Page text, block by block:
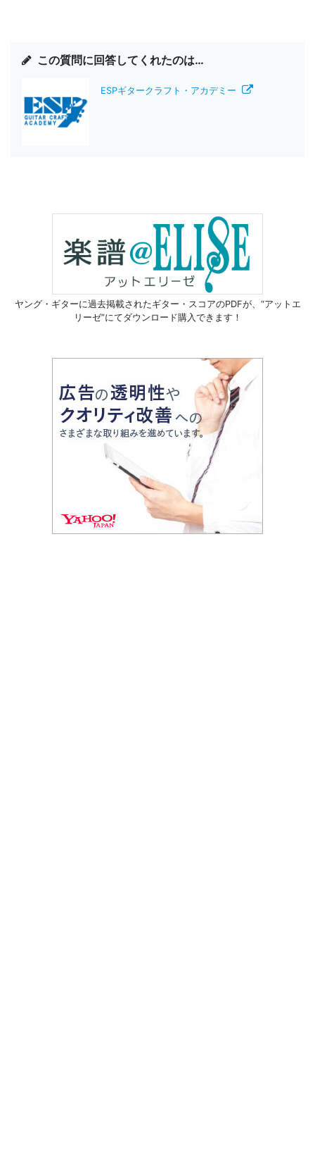
この質問に回答してくれたのは…
ESPギタークラフト・アカデミー
ヤング・ギターに過去掲載されたギター・スコアのPDFが、 “アットエ
リーゼ”にてダウンロード購入できます！